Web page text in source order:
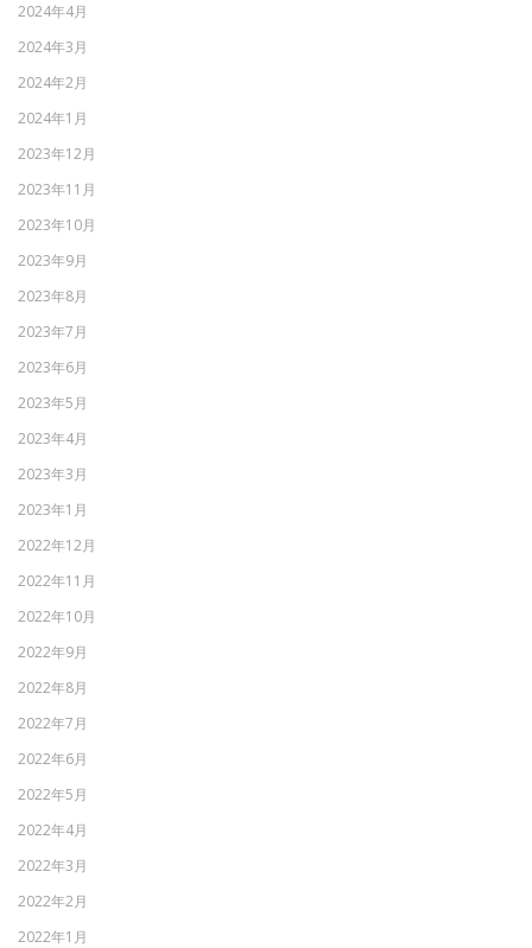
2024年4月
2024年3月
2024年2月
2024年1月
2023年12月
2023年11月
2023年10月
2023年9月
2023年8月
2023年7月
2023年6月
2023年5月
2023年4月
2023年3月
2023年1月
2022年12月
2022年11月
2022年10月
2022年9月
2022年8月
2022年7月
2022年6月
2022年5月
2022年4月
2022年3月
2022年2月
2022年1月